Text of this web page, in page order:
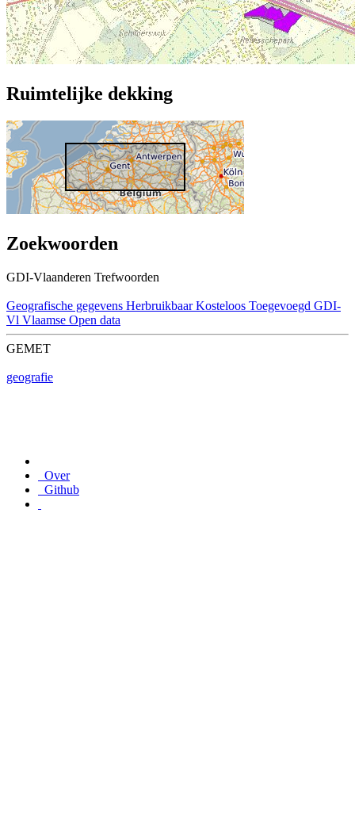
Ruimtelijke dekking
Zoekwoorden
GDI-Vlaanderen Trefwoorden
Geografische gegevens Herbruikbaar Kosteloos Toegevoegd GDI-
Vl Vlaamse Open data
GEMET
geografie
Over
Github